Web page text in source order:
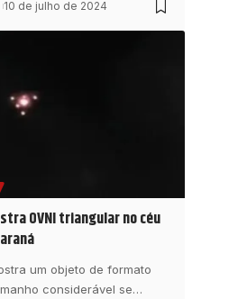
10 de julho de 2024
OVNI triangular no céu
um objeto de formato
considerável se…